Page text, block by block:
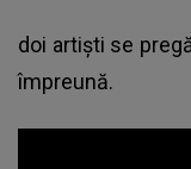
doi artiști se
împreună.